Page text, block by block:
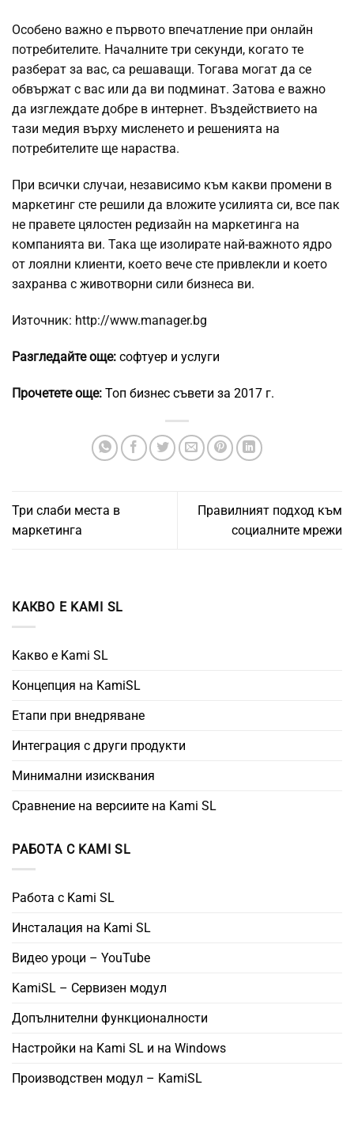
Особено важно е първото впечатление при онлайн
потребителите. Началните три секунди, когато те
разберат за вас, са решаващи. Тогава могат да се
обвържат с вас или да ви подминат. Затова е важно
да изглеждате добре в интернет. Въздействието на
тази медия върху мисленето и решенията на
потребителите ще нараства.
При всички случаи, независимо към какви промени в
маркетинг сте решили да вложите усилията си, все пак
не правете цялостен редизайн на маркетинга на
компанията ви. Така ще изолирате най-важното ядро
от лоялни клиенти, което вече сте привлекли и което
захранва с животворни сили бизнеса ви.
Източник: http://www.manager.bg
Разгледайте още: софтуер и услуги
Прочетете още: Топ бизнес съвети за 2017 г.
Три слаби места в
маркетинга
Правилният подход към
социалните мрежи
КАКВО Е KAMI SL
Какво е Kami SL
Концепция на KamiSL
Етапи при внедряване
Интеграция с други продукти
Минимални изисквания
Сравнение на версиите на Kami SL
РАБОТА С KAMI SL
Работа с Kami SL
Инсталация на Kami SL
Видео уроци – YouTube
KamiSL – Сервизен модул
Допълнителни функционалности
Настройки на Kami SL и на Windows
Производствен модул – KamiSL